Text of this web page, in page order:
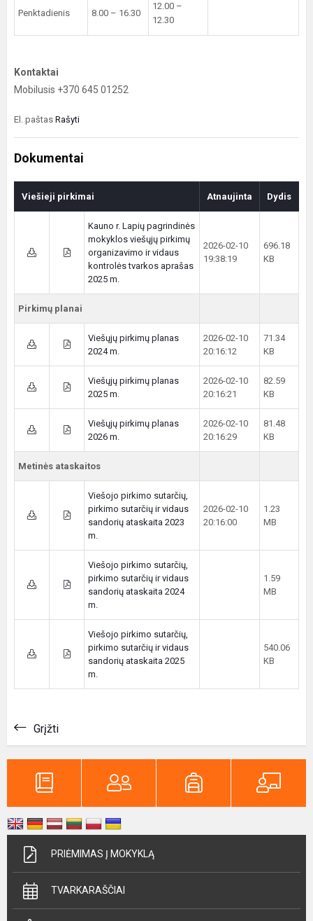
Penktadienis 8.00 – 16.30
12.00 –
12.30
Kontaktai
Mobilusis +370 645 01252
El. paštas Rašyti
Dokumentai
Viešieji pirkimai Atnaujinta Dydis
Kauno r. Lapių pagrindinės
mokyklos viešųjų pirkimų
organizavimo ir vidaus
kontrolės tvarkos aprašas
2025 m.
2026-02-10
19:38:19
696.18
KB
Pirkimų planai
Viešųjų pirkimų planas
2024 m.
2026-02-10
20:16:12
71.34
KB
Viešųjų pirkimų planas
2025 m.
2026-02-10
20:16:21
82.59
KB
Viešųjų pirkimų planas
2026 m.
2026-02-10
20:16:29
81.48
KB
Metinės ataskaitos
Viešojo pirkimo sutarčių,
pirkimo sutarčių ir vidaus
sandorių ataskaita 2023
m.
2026-02-10
20:16:00
1.23
MB
Viešojo pirkimo sutarčių,
pirkimo sutarčių ir vidaus
sandorių ataskaita 2024
m.
1.59
MB
Viešojo pirkimo sutarčių,
pirkimo sutarčių ir vidaus
sandorių ataskaita 2025
m.
540.06
KB
Grįžti
PRIĖMIMAS Į MOKYKLĄ
TVARKARAŠČIAI